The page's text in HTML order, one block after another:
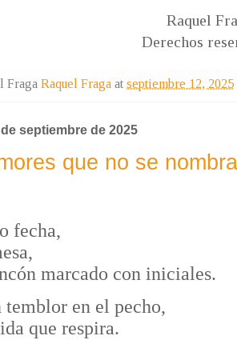
Raquel
Derechos
Fraga Raquel Fraga at septiembre 12, 2025
septiembre de 2025
que no se
fecha,
marcado con iniciales.
temblor en el pecho,
que respira.